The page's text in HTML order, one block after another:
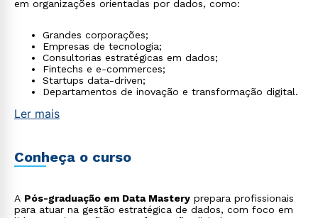
em organizações orientadas por dados, como:
Grandes corporações;
Empresas de tecnologia;
Consultorias estratégicas em dados;
Fintechs e e-commerces;
Startups data-driven;
Departamentos de inovação e transformação digital.
Ler mais
Conheça o curso
A Pós-graduação em Data Mastery prepara profissionais
para atuar na gestão estratégica de dados, com foco em